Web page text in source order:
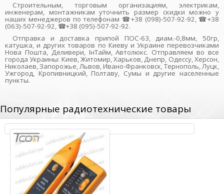
Строительным, торговым организациям, электрикам,
инженерам, монтажникам уточнить размер скидки можно у
наших менеджеров по телефонам ☎+38 (098)-507-92-92, ☎+38
(063)-507-92-92, ☎+38 (095)-507-92-92.
Отправка и доставка припой ПОС-63, диам.-0,8мм, 50гр,
катушка, и других товаров по Киеву и Украине перевозчиками
Нова Пошта, Деливери, ІнТайм, Автолюкс. Отправляем во все
города Украины: Киев, Житомир, Харьков, Днепр, Одессу, Херсон,
Николаев, Запорожье, Львов, Ивано-Франковск, Тернополь, Луцк,
Ужгород, Кропивницкий, Полтаву, Сумы и другие населенные
пункты.
Популярные радиотехнические товары